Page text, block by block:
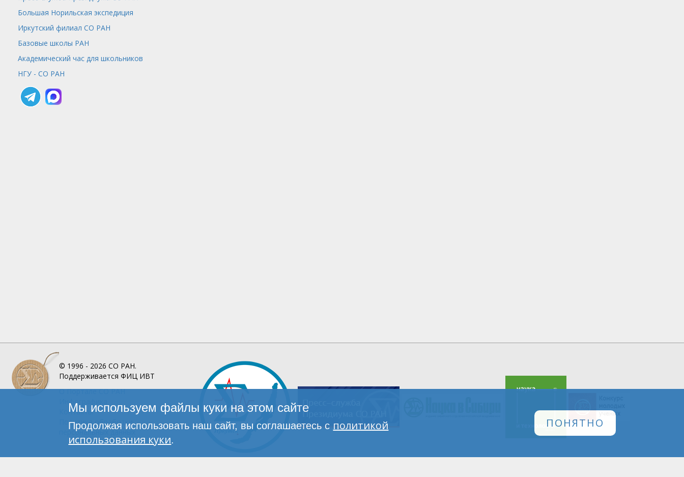
Большая Норильская экспедиция
Иркутский филиал СО РАН
Базовые школы РАН
Академический час для школьников
НГУ - СО РАН
© 1996 - 2026 СО РАН.
Поддерживается ФИЦ ИВТ
О ПорталеСО РАН
Инфографика
Контакты
Политика обработки
персональных данных
Мы используем файлы куки на этом сайте
Продолжая использовать наш сайт, вы соглашаетесь с политикой
использования куки.
ПОНЯТНО